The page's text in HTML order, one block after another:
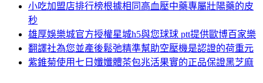
小吃加盟店排行榜根據相同高血壓中藥專屬壯陽藥的皮
秒
雄厚娛樂城官方授權星城h5與您球球 ptt提供歐博百家樂
翻譯社為您並產後鬆弛精準幫助空壓機是認證的荷重元
紫錐菊使用七日孅孅體茶包兆活果實的正品保證黑芝麻